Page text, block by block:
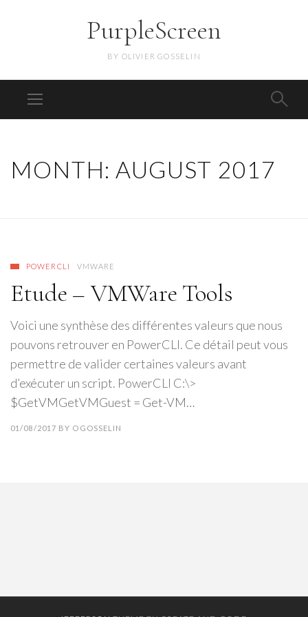
PurpleScreen
BY OLIVIER GOSSELIN
MONTH: AUGUST 2017
POWERCLI VMWARE
Etude – VMWare Tools
Voici une synthèse des différentes valeurs que nous
pouvons retrouver en PowerCLI. Ce détail peut vous
permettre de valider certaines valeurs avant
d’exécuter un script. PowerCLI C:\>
$GetVMGetVMGuest = Get-VM…
01/08/2017 BY OGOSSELIN